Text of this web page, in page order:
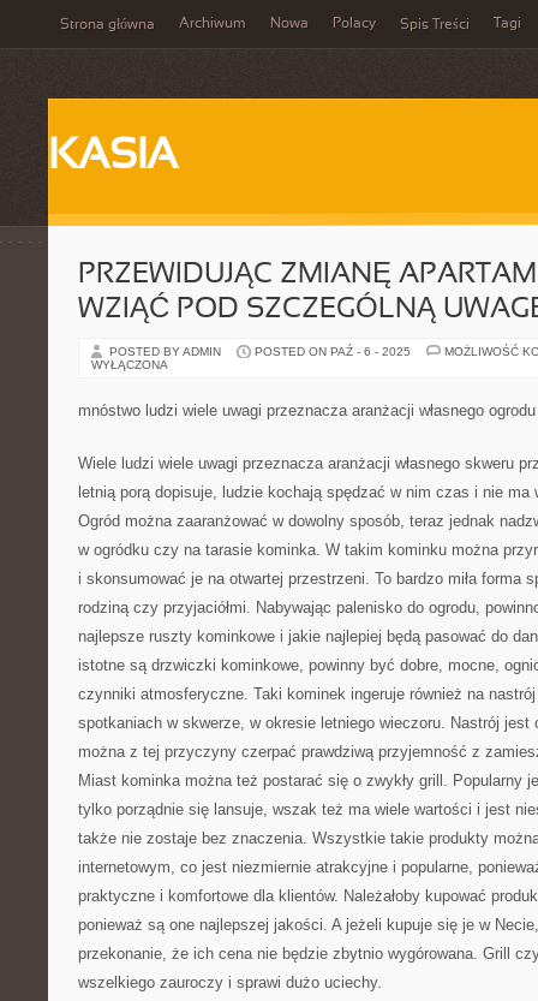
Strona główna Archiwum Nowa Polacy Spis Treści Tagi
KASIA
PRZEWIDUJĄC ZMIANĘ
WZIĄĆ POD SZCZEGÓLNĄ
POSTED BY ADMIN POSTED ON PAŹ - 6 - 2025
MOŻLIWOŚĆ
WYŁĄCZONA
mnóstwo ludzi wiele uwagi przeznacza aranżacji własnego
Wiele ludzi wiele uwagi przeznacza aranżacji własnego skweru
letnią porą dopisuje, ludzie kochają spędzać w nim czas i nie
Ogród można zaaranżować w dowolny sposób, teraz jednak
w ogródku czy na tarasie kominka. W takim kominku można
i skonsumować je na otwartej przestrzeni. To bardzo miła forma
rodziną czy przyjaciółmi. Nabywając palenisko do ogrodu,
najlepsze ruszty kominkowe i jakie najlepiej będą pasować do
istotne są drzwiczki kominkowe, powinny być dobre, mocne,
czynniki atmosferyczne. Taki kominek ingeruje również na
spotkaniach w skwerze, w okresie letniego wieczoru. Nastrój jest
można z tej przyczyny czerpać prawdziwą przyjemność z
Miast kominka można też postarać się o zwykły grill. Popularny
tylko porządnie się lansuje, wszak też ma wiele wartości i jest
także nie zostaje bez znaczenia. Wszystkie takie produkty
internetowym, co jest niezmiernie atrakcyjne i popularne,
praktyczne i komfortowe dla klientów. Należałoby kupować
ponieważ są one najlepszej jakości. A jeżeli kupuje się je w
przekonanie, że ich cena nie będzie zbytnio wygórowana. Grill
wszelkiego zauroczy i sprawi dużo uciechy.